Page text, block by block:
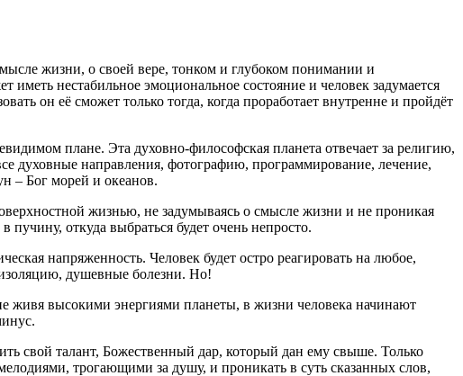
жизни, о своей вере, тонком и глубоком понимании и
нестабильное эмоциональное состояние и человек задумается
он её сможет только тогда, когда проработает внутренне и пройдёт
плане. Эта духовно-философская планета отвечает за религию,
духовные направления, фотографию, программирование, лечение,
– Бог морей и океанов.
жизнью, не задумываясь о смысле жизни и не проникая
откуда выбраться будет очень непросто.
напряженность. Человек будет остро реагировать на любое,
душевные болезни. Но!
живя высокими энергиями планеты, в жизни человека начинают
свой талант, Божественный дар, который дан ему свыше. Только
трогающими за душу, и проникать в суть сказанных слов,